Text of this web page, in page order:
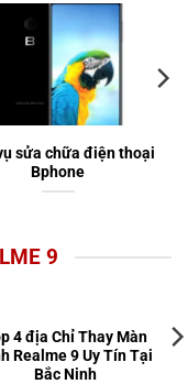
sửa chữa điện thoại
Bphone
9
4 địa Chỉ Thay Màn
Realme 9 Uy Tín Tại
Bắc Ninh